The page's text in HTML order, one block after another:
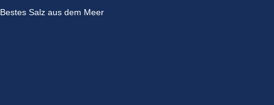
Bestes Salz aus dem Meer